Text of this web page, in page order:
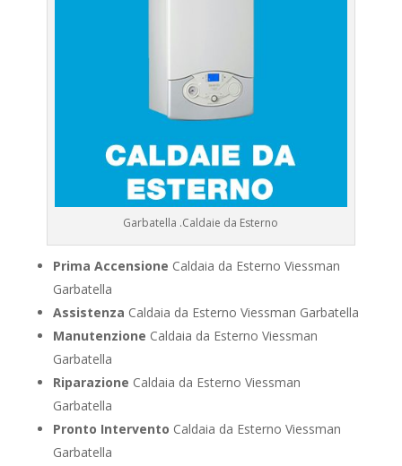
Garbatella .Caldaie da Esterno
Prima Accensione Caldaia da Esterno Viessman
Garbatella
Assistenza Caldaia da Esterno Viessman Garbatella
Manutenzione Caldaia da Esterno Viessman
Garbatella
Riparazione Caldaia da Esterno Viessman
Garbatella
Pronto Intervento Caldaia da Esterno Viessman
Garbatella